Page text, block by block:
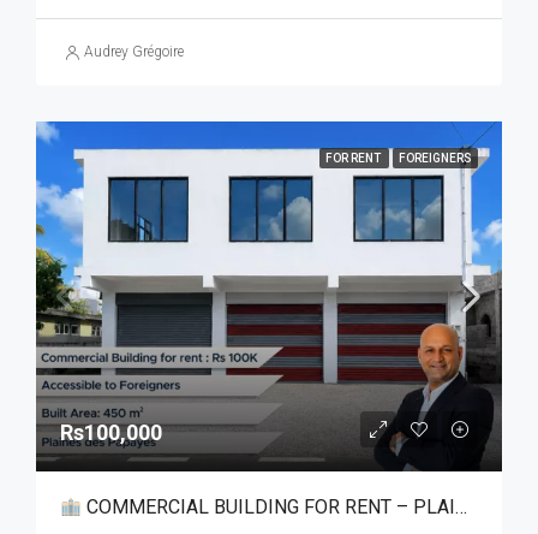
Audrey Grégoire
FOR RENT FOREIGNERS
Rs100,000
COMMERCIAL BUILDING FOR RENT – PLAINE DES PAPAYES